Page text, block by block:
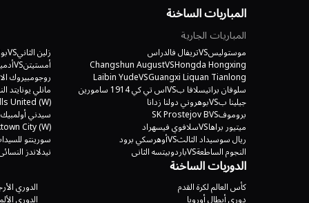
المباريات الساخنة
المباريات الجارية
موستوليسVSتريفال فالدراس
Hongda Hongxing
VS
Changshun August
Guangxi Liquan Tianlong
VS
Laibin Yude
سلوفان براتيسلافا بVSاس تي كي 1914 سامورين
جيلينا بVSبوهروني دولنا زدانا
بروموفVS
SK Prostejov B
ميتيور براهاVSسلافوي فيسهراد
ريال سوسيداد الثالثVSأوهرسكي برود
النجوم الساطعةVSباردوبيتسه الثاني
يابلونيتس الثانيVSفيك هورني ريديس
سيجما أولوموتس ب
برنو الثانيVSفريدك ميتيك
زلين الثانيVS
أمستيتنVS
روجومبيروك
مانلي يونايتد
United (W)
سيدني
City (W)
سورينتو
نيدلاندز
ينيسي
الدوريات الساخنة
كأس العالم لكرة القدم الدوري